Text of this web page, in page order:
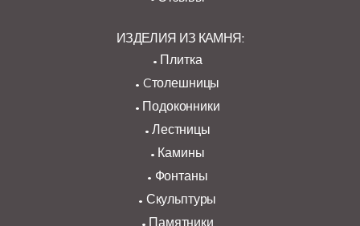
ИЗДЕЛИЯ ИЗ КАМНЯ:
Плитка
Cтолешницы
Подоконники
Лестницы
Камины
Фонтаны
Скульптуры
Памятники